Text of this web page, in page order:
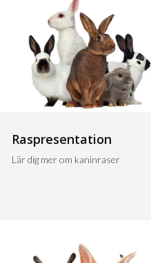
Raspresentation
Lär dig mer om kaninraser